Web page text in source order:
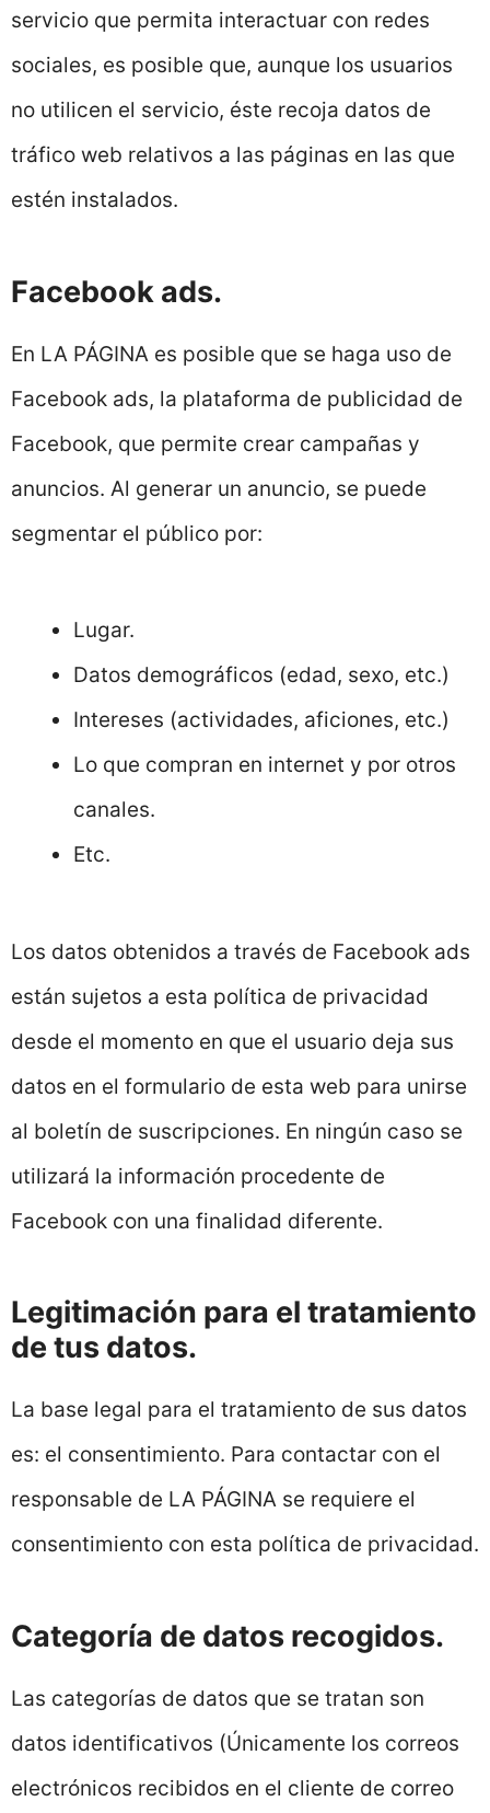
servicio que permita interactuar con redes
sociales, es posible que, aunque los usuarios
no utilicen el servicio, éste recoja datos de
tráfico web relativos a las páginas en las que
estén instalados.
Facebook ads.
En LA PÁGINA es posible que se haga uso de
Facebook ads, la plataforma de publicidad de
Facebook, que permite crear campañas y
anuncios. Al generar un anuncio, se puede
segmentar el público por:
Lugar.
Datos demográficos (edad, sexo, etc.)
Intereses (actividades, aficiones, etc.)
Lo que compran en internet y por otros
canales.
Etc.
Los datos obtenidos a través de Facebook ads
están sujetos a esta política de privacidad
desde el momento en que el usuario deja sus
datos en el formulario de esta web para unirse
al boletín de suscripciones. En ningún caso se
utilizará la información procedente de
Facebook con una finalidad diferente.
Legitimación para el tratamiento
de tus datos.
La base legal para el tratamiento de sus datos
es: el consentimiento. Para contactar con el
responsable de LA PÁGINA se requiere el
consentimiento con esta política de privacidad.
Categoría de datos recogidos.
Las categorías de datos que se tratan son
datos identificativos (Únicamente los correos
electrónicos recibidos en el cliente de correo